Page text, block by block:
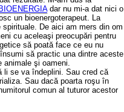
BIOENERGIAdar nu mi-a dat nici o
un bioenergoterapeut. La
De aici am mers din om
cu aceleaşi preocupări pentru
să poată face ce eu nu
să practic una dintre aceste
şi oameni.
li se va îndeplini. Sau cred că
Sau dacă poarta roşu în
comun al tuturor acestor